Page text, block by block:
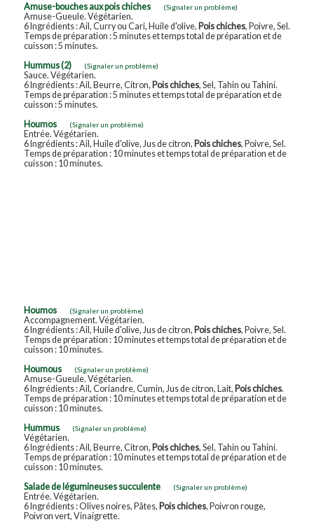
Amuse-bouches aux pois chiches
(Signaler un problème)
Amuse-Gueule. Végétarien.
6 Ingrédients : Ail, Curry ou Cari, Huile d'olive, Pois chiches, Poivre, Sel.
Temps de préparation : 5 minutes et temps total de préparation et de
cuisson : 5 minutes.
Hummus (2)
(Signaler un problème)
Sauce. Végétarien.
6 Ingrédients : Ail, Beurre, Citron, Pois chiches, Sel, Tahin ou Tahini.
Temps de préparation : 5 minutes et temps total de préparation et de
cuisson : 5 minutes.
Houmos
(Signaler un problème)
Entrée. Végétarien.
6 Ingrédients : Ail, Huile d'olive, Jus de citron, Pois chiches, Poivre, Sel.
Temps de préparation : 10 minutes et temps total de préparation et de
cuisson : 10 minutes.
Houmos (Signaler un problème)
Accompagnement. Végétarien.
6 Ingrédients : Ail, Huile d'olive, Jus de citron, Pois chiches, Poivre, Sel.
Temps de préparation : 10 minutes et temps total de préparation et de
cuisson : 10 minutes.
Houmous
(Signaler un problème)
Amuse-Gueule. Végétarien.
6 Ingrédients : Ail, Coriandre, Cumin, Jus de citron, Lait, Pois chiches.
Temps de préparation : 10 minutes et temps total de préparation et de
cuisson : 10 minutes.
Hummus
(Signaler un problème)
Végétarien.
6 Ingrédients : Ail, Beurre, Citron, Pois chiches, Sel, Tahin ou Tahini.
Temps de préparation : 10 minutes et temps total de préparation et de
cuisson : 10 minutes.
Salade de légumineuses succulente
(Signaler un problème)
Entrée. Végétarien.
6 Ingrédients : Olives noires, Pâtes, Pois chiches, Poivron rouge,
Poivron vert, Vinaigrette.